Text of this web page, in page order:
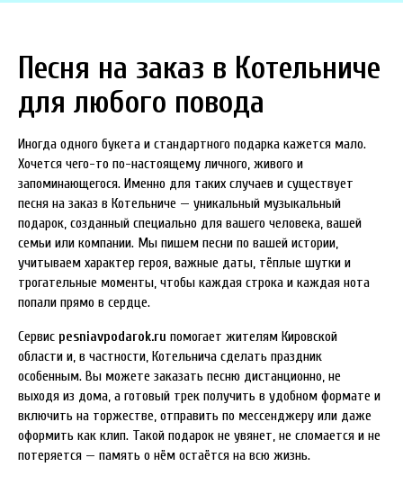
Песня на заказ в Котельниче
для любого повода
Иногда одного букета и стандартного подарка кажется мало.
Хочется чего-то по-настоящему личного, живого и
запоминающегося. Именно для таких случаев и существует
песня на заказ в Котельниче — уникальный музыкальный
подарок, созданный специально для вашего человека, вашей
семьи или компании. Мы пишем песни по вашей истории,
учитываем характер героя, важные даты, тёплые шутки и
трогательные моменты, чтобы каждая строка и каждая нота
попали прямо в сердце.
Сервис pesniavpodarok.ru помогает жителям Кировской
области и, в частности, Котельнича сделать праздник
особенным. Вы можете заказать песню дистанционно, не
выходя из дома, а готовый трек получить в удобном формате и
включить на торжестве, отправить по мессенджеру или даже
оформить как клип. Такой подарок не увянет, не сломается и не
потеряется — память о нём остаётся на всю жизнь.